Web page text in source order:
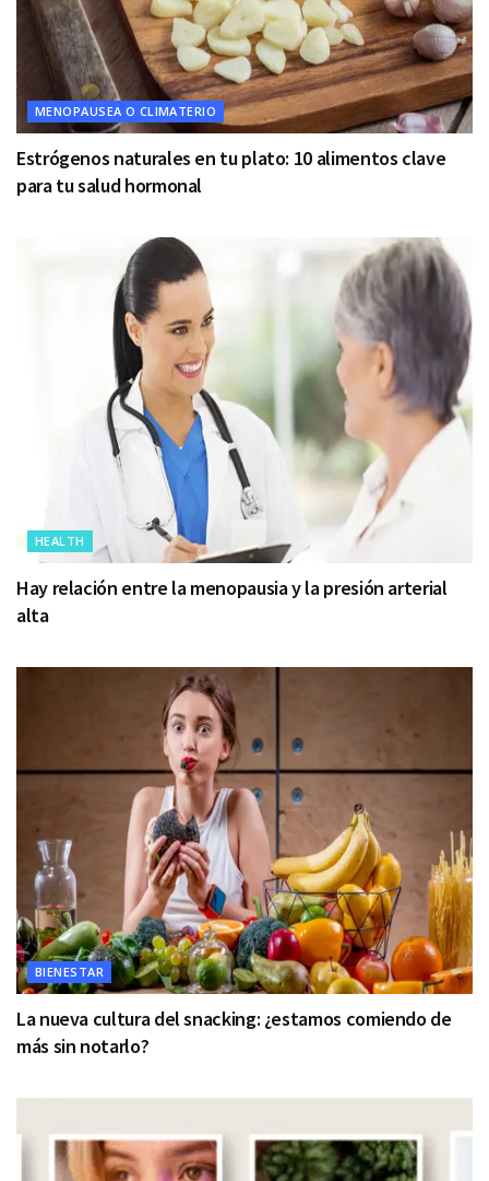
MENOPAUSEA O CLIMATERIO
Estrógenos naturales en tu plato: 10 alimentos clave
para tu salud hormonal
HEALTH
Hay relación entre la menopausia y la presión arterial
alta
BIENESTAR
La nueva cultura del snacking: ¿estamos comiendo de
más sin notarlo?